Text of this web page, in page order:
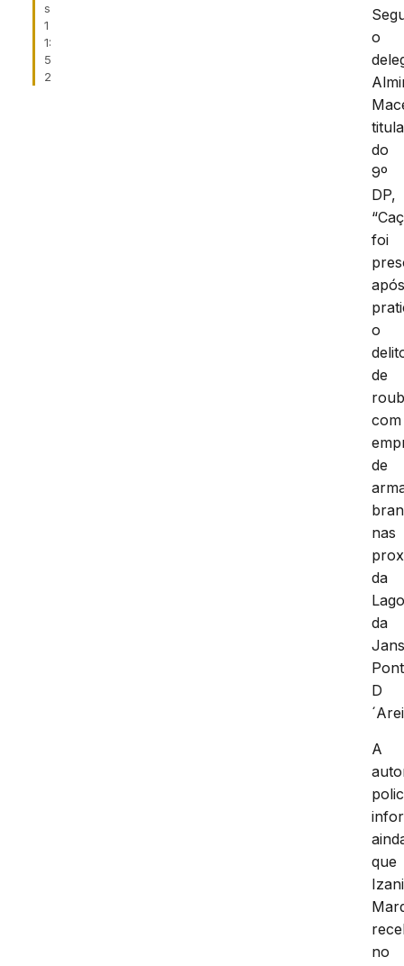
s
1
1:
5
2
o
do
9º
DP,
foi
o
de
com
de
nas
da
da
D
A
que
no